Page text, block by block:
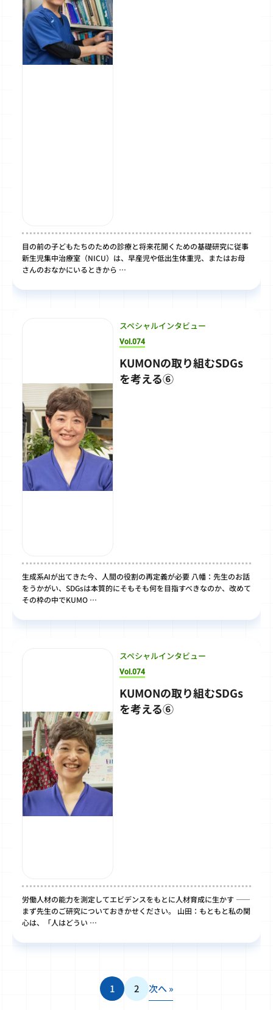
目の前の子どもたちのための診療と将来花開くための基礎研究に従事
新生児集中治療室（NICU）は、早産児や低出生体重児、またはお母
さんのおなかにいるときから …
スペシャルインタビュー
Vol.074
KUMONの取り組むSDGs
を考える⑥
生成系AIが出てきた今、人間の役割の再定義が必要 八幡：先生のお話
をうかがい、SDGsは本質的にそもそも何を目指すべきなのか、改めて
その枠の中でKUMO …
スペシャルインタビュー
Vol.074
KUMONの取り組むSDGs
を考える⑥
労働人材の能力を測定してエビデンスをもとに人材育成に生かす ――
まず先生のご研究についておきかせください。 山田：もともと私の関
心は、「人はどうい …
1 2 次へ »